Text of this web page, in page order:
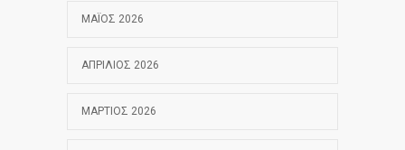
ΜΆΙΟΣ 2026
ΑΠΡΊΛΙΟΣ 2026
ΜΆΡΤΙΟΣ 2026